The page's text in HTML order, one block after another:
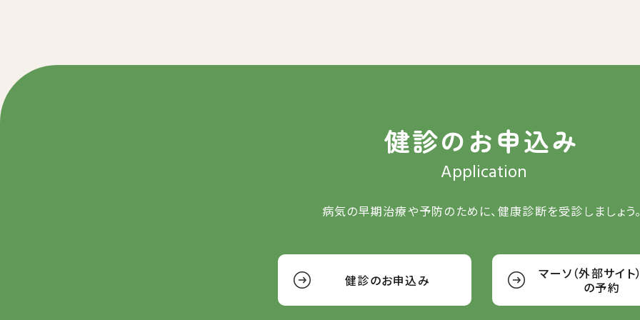
健診のお申込み
Application
病気の早期治療や予防のために、 健康診断を受診しましょう。
健診のお申込み
マーソ（外部サイト
の予約